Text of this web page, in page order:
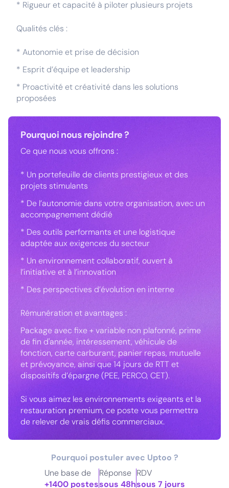
* Rigueur et capacité à piloter plusieurs projets
Qualités clés :
* Autonomie et prise de décision
* Esprit d’équipe et leadership
* Proactivité et créativité dans les solutions
proposées
Pourquoi nous rejoindre ?
Ce que nous vous offrons :
* Un portefeuille de clients prestigieux et des
projets stimulants
* De l’autonomie dans votre organisation, avec un
accompagnement dédié
* Des outils performants et une logistique
adaptée aux exigences du secteur
* Un environnement collaboratif, ouvert à
l’initiative et à l’innovation
* Des perspectives d’évolution en interne
Rémunération et avantages :
Package avec fixe + variable non plafonné, prime
de fin d'année, intéressement, véhicule de
fonction, carte carburant, panier repas, mutuelle
et prévoyance, ainsi que 14 jours de RTT et
dispositifs d’épargne (PEE, PERCO, CET).
Si vous aimez les environnements exigeants et la
restauration premium, ce poste vous permettra
de relever de vrais défis commerciaux.
Pourquoi postuler avec Uptoo ?
Une base de
+1400 postes
Réponse
sous 48h
RDV
sous 7 jours